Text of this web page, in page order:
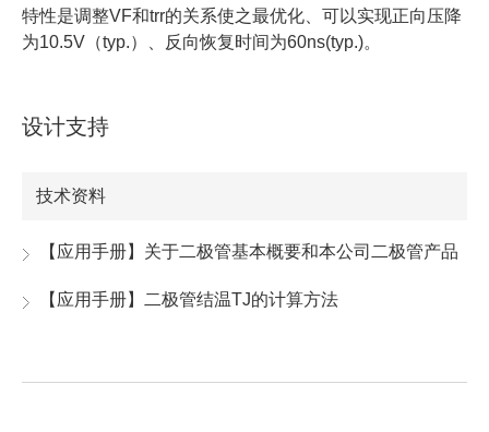
特性是调整VF和trr的关系使之最优化、可以实现正向压降
为10.5V（typ.）、反向恢复时间为60ns(typ.)。
设计支持
技术资料
【应用手册】关于二极管基本概要和本公司二极管产品
【应用手册】二极管结温TJ的计算方法